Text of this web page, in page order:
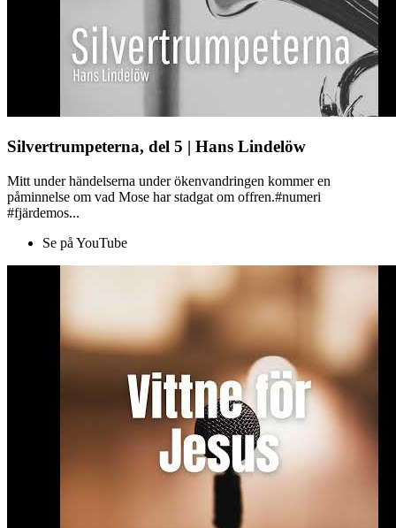
Silvertrumpeterna, del 5 | Hans Lindelöw
Mitt under händelserna under ökenvandringen kommer en
påminnelse om vad Mose har stadgat om offren.#numeri
#fjärdemos...
Se på YouTube